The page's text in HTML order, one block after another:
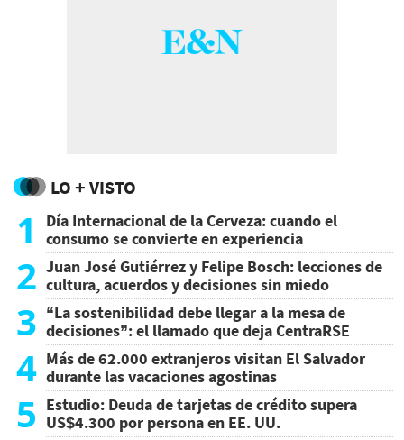
LO + VISTO
1
Día Internacional de la Cerveza: cuando el
consumo se convierte en experiencia
2 Juan José Gutiérrez y Felipe Bosch: lecciones de
cultura, acuerdos y decisiones sin miedo
3 “La sostenibilidad debe llegar a la mesa de
decisiones”: el llamado que deja CentraRSE
4 Más de 62.000 extranjeros visitan El Salvador
durante las vacaciones agostinas
5 Estudio: Deuda de tarjetas de crédito supera
US$4.300 por persona en EE. UU.